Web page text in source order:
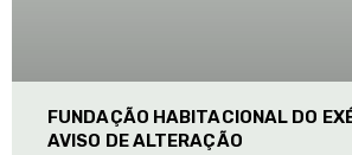
FUNDAÇÃO HABITACIONAL DO
AVISO DE ALTERAÇÃO